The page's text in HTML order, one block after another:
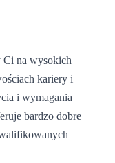
Ci na wysokich
kariery i
i wymagania
bardzo dobre